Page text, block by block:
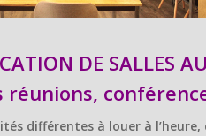
DE SALLES
réunions,
différentes à louer à